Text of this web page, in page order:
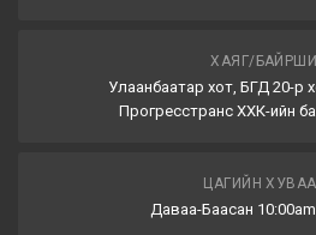
ХАЯГ/
Улаанбаатар хот, БГД 20-р
Прогресстранс ХХК-ийн
ЦАГИЙН
Даваа-Баасан